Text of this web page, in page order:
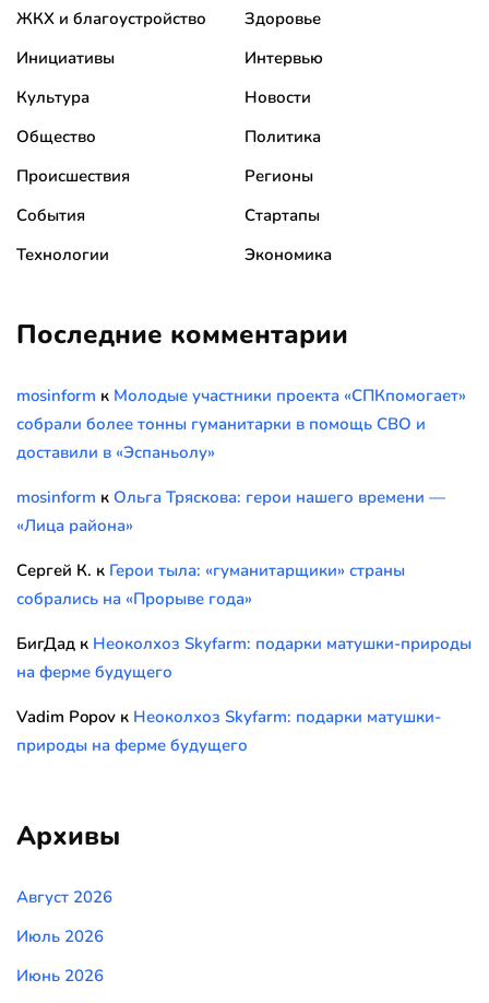
ЖКХ и благоустройство
Здоровье
Инициативы
Интервью
Культура
Новости
Общество
Политика
Происшествия
Регионы
События
Стартапы
Технологии
Экономика
Последние комментарии
mosinform к Молодые участники проекта «СПКпомогает»
собрали более тонны гуманитарки в помощь СВО и
доставили в «Эспаньолу»
mosinform к Ольга Тряскова: герои нашего времени —
«Лица района»
Сергей К. к Герои тыла: «гуманитарщики» страны
собрались на «Прорыве года»
БигДад к Неоколхоз Skyfarm: подарки матушки-природы
на ферме будущего
Vadim Popov к Неоколхоз Skyfarm: подарки матушки-
природы на ферме будущего
Архивы
Август 2026
Июль 2026
Июнь 2026